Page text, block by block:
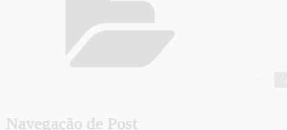
Navegação de Post